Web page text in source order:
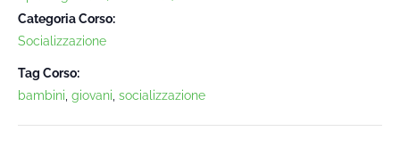
Categoria Corso:
Socializzazione
Tag Corso:
bambini, giovani, socializzazione